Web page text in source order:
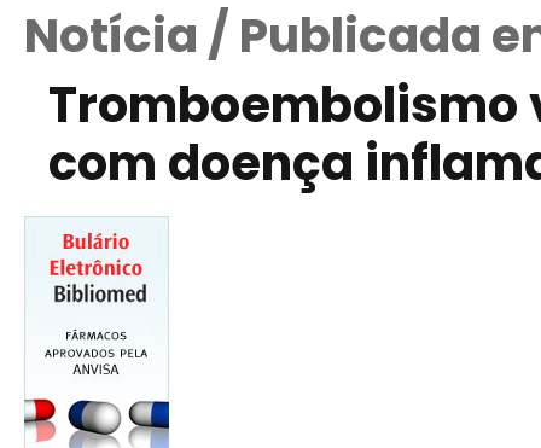
Notícia / Publicada
Tromboembolismo
com doença